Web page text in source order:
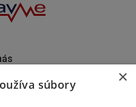
×
súbory